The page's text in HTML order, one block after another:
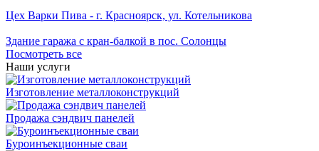
Цех Варки Пива - г. Красноярск, ул. Котельникова
Здание гаража с кран-балкой в пос. Солонцы
Посмотреть все
Наши услуги
Изготовление металлоконструкций
Продажа сэндвич панелей
Буроинъекционные сваи